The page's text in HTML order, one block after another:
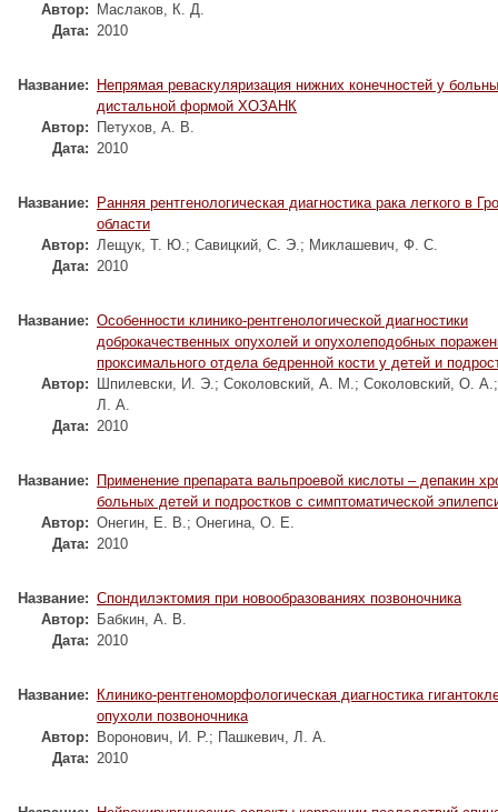
Автор:
Маслаков, К. Д.
Дата: 2010
Название:
Непрямая реваскуляризация нижних конечностей у
дистальной формой ХОЗАНК
Автор:
Петухов, А. В.
Дата: 2010
Название:
Ранняя рентгенологическая диагностика рака легкого в
области
Автор: Лещук, Т. Ю.; Савицкий, С. Э.; Миклашевич, Ф. С.
Дата: 2010
Название: Особенности клинико-рентгенологической диагностики
доброкачественных опухолей и опухолеподобных
проксимального отдела бедренной кости у детей и
Автор:
Шпилевски, И. Э.; Соколовский, А. М.; Соколовский, О. А.
Л. А.
Дата: 2010
Название:
Применение препарата вальпроевой кислоты – депакин
больных детей и подростков с симптоматической
Автор: Онегин, Е. В.; Онегина, О. Е.
Дата: 2010
Название: Спондилэктомия при новообразованиях позвоночника
Автор:
Бабкин, А. В.
Дата: 2010
Название:
Клинико-рентгеноморфологическая диагностика
опухоли позвоночника
Автор:
Воронович, И. Р.; Пашкевич, Л. А.
Дата: 2010